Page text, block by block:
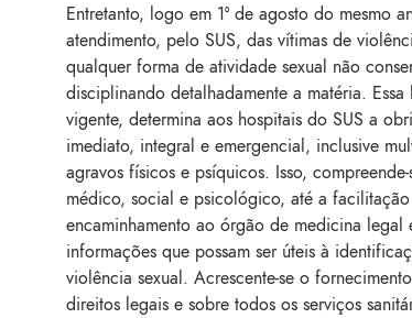
Entretanto, logo em 1º de agosto do mesmo
atendimento, pelo SUS, das vítimas de
qualquer forma de atividade sexual não
disciplinando detalhadamente a matéria.
vigente, determina aos hospitais do SUS a
imediato, integral e emergencial, inclusive
agravos físicos e psíquicos. Isso,
médico, social e psicológico, até a
encaminhamento ao órgão de medicina legal
informações que possam ser úteis à
violência sexual. Acrescente-se o
direitos legais e sobre todos os serviços